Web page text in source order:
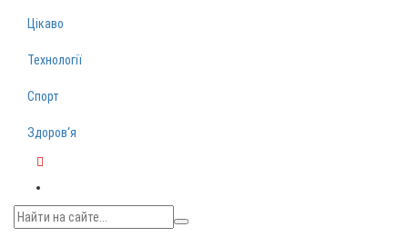
Цікаво
Технології
Спорт
Здоров‘я